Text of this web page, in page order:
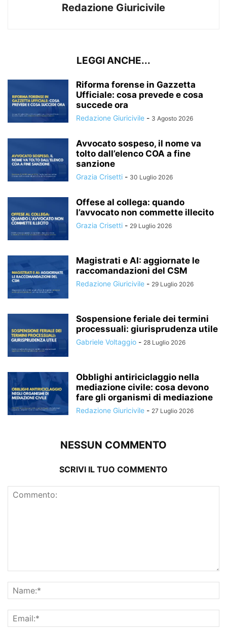
Redazione Giuricivile
LEGGI ANCHE...
Riforma forense in Gazzetta
Ufficiale: cosa prevede e cosa
succede ora
Redazione Giuricivile - 3 Agosto 2026
Avvocato sospeso, il nome va
tolto dall’elenco COA a fine
sanzione
Grazia Crisetti - 30 Luglio 2026
Offese al collega: quando
l’avvocato non commette illecito
Grazia Crisetti - 29 Luglio 2026
Magistrati e AI: aggiornate le
raccomandazioni del CSM
Redazione Giuricivile - 29 Luglio 2026
Sospensione feriale dei termini
processuali: giurisprudenza utile
Gabriele Voltaggio - 28 Luglio 2026
Obblighi antiriciclaggio nella
mediazione civile: cosa devono
fare gli organismi di mediazione
Redazione Giuricivile - 27 Luglio 2026
NESSUN COMMENTO
SCRIVI IL TUO COMMENTO